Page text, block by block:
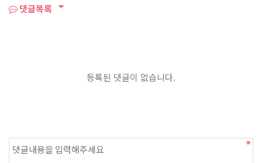
댓글목록
등록된 댓글이 없습니다.